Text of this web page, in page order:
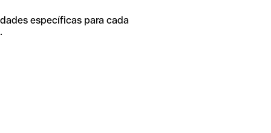
específicas para cada